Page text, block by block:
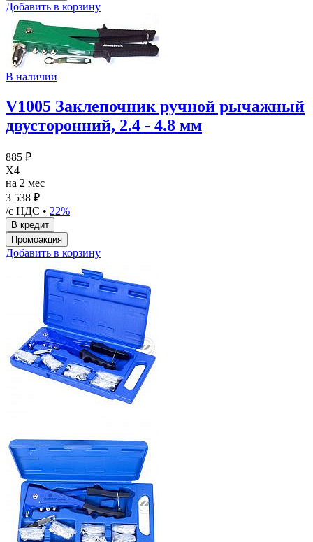
Добавить в корзину
В наличии
V1005 Заклепочник ручной рычажный
двусторонний, 2.4 - 4.8 мм
885 ₽
X4
на 2 мес
3 538 ₽
/с НДС • 22%
Добавить в корзину